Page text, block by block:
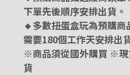
下單先後順序安排出貨。
🔸多數扭蛋盒玩為預購
需要180個工作天安排出
※商品須從國外購買 ※
貨